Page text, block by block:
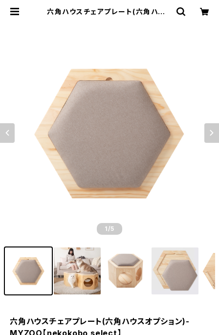
六角ハウスチェアプレート(六角ハウス
1 /5
六角ハウスチェアプレート(六角ハウスオプション)-
MYZOO【nekokobo select】